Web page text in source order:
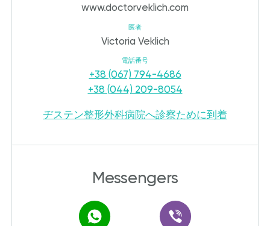
www.doctorveklich.com
医者
Victoria Veklich
電話番号
+38 (067) 794-4686
+38 (044) 209-8054
ヂステン整形外科病院へ診察ために到着
Messengers